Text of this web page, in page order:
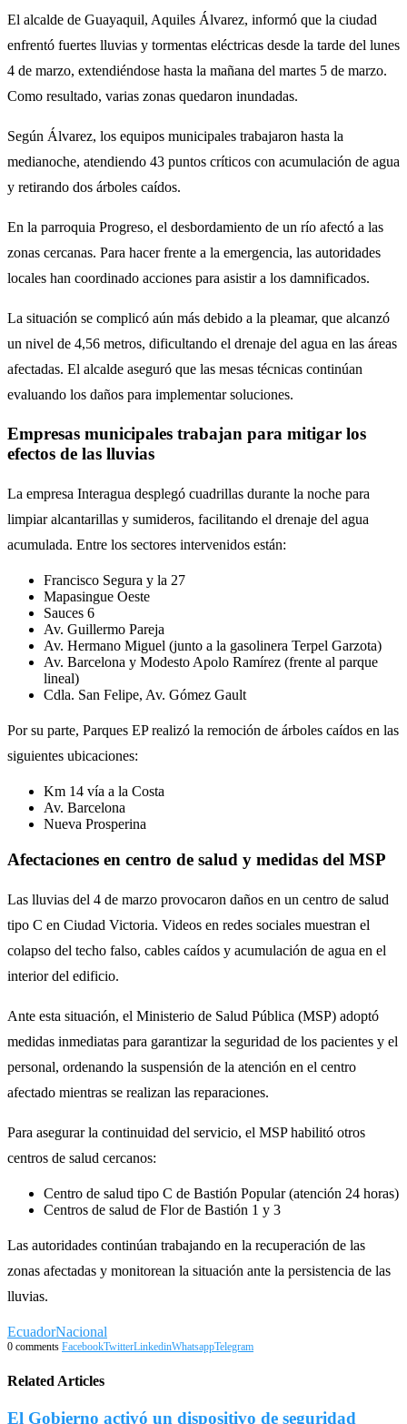
El alcalde de Guayaquil, Aquiles Álvarez, informó que la ciudad
enfrentó fuertes lluvias y tormentas eléctricas desde la tarde del lunes
4 de marzo, extendiéndose hasta la mañana del martes 5 de marzo.
Como resultado, varias zonas quedaron inundadas.
Según Álvarez, los equipos municipales trabajaron hasta la
medianoche, atendiendo 43 puntos críticos con acumulación de agua
y retirando dos árboles caídos.
En la parroquia Progreso, el desbordamiento de un río afectó a las
zonas cercanas. Para hacer frente a la emergencia, las autoridades
locales han coordinado acciones para asistir a los damnificados.
La situación se complicó aún más debido a la pleamar, que alcanzó
un nivel de 4,56 metros, dificultando el drenaje del agua en las áreas
afectadas. El alcalde aseguró que las mesas técnicas continúan
evaluando los daños para implementar soluciones.
Empresas municipales trabajan para mitigar los
efectos de las lluvias
La empresa Interagua desplegó cuadrillas durante la noche para
limpiar alcantarillas y sumideros, facilitando el drenaje del agua
acumulada. Entre los sectores intervenidos están:
Francisco Segura y la 27
Mapasingue Oeste
Sauces 6
Av. Guillermo Pareja
Av. Hermano Miguel (junto a la gasolinera Terpel Garzota)
Av. Barcelona y Modesto Apolo Ramírez (frente al parque
lineal)
Cdla. San Felipe, Av. Gómez Gault
Por su parte, Parques EP realizó la remoción de árboles caídos en las
siguientes ubicaciones:
Km 14 vía a la Costa
Av. Barcelona
Nueva Prosperina
Afectaciones en centro de salud y medidas del MSP
Las lluvias del 4 de marzo provocaron daños en un centro de salud
tipo C en Ciudad Victoria. Videos en redes sociales muestran el
colapso del techo falso, cables caídos y acumulación de agua en el
interior del edificio.
Ante esta situación, el Ministerio de Salud Pública (MSP) adoptó
medidas inmediatas para garantizar la seguridad de los pacientes y el
personal, ordenando la suspensión de la atención en el centro
afectado mientras se realizan las reparaciones.
Para asegurar la continuidad del servicio, el MSP habilitó otros
centros de salud cercanos:
Centro de salud tipo C de Bastión Popular (atención 24 horas)
Centros de salud de Flor de Bastión 1 y 3
Las autoridades continúan trabajando en la recuperación de las
zonas afectadas y monitorean la situación ante la persistencia de las
lluvias.
EcuadorNacional
0 comments FacebookTwitterLinkedinWhatsappTelegram
Related Articles
El Gobierno activó un dispositivo de seguridad